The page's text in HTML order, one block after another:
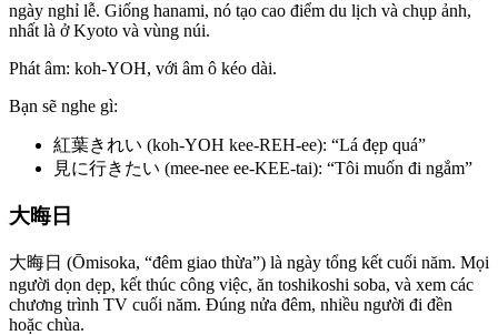
ngày nghỉ lễ. Giống hanami, nó tạo cao điểm du lịch và chụp ảnh,
nhất là ở Kyoto và vùng núi.
Phát âm: koh-YOH, với âm ô kéo dài.
Bạn sẽ nghe gì:
紅葉きれい (koh-YOH kee-REH-ee): “Lá đẹp quá”
見に行きたい (mee-nee ee-KEE-tai): “Tôi muốn đi ngắm”
大晦日
大晦日 (Ōmisoka, “đêm giao thừa”) là ngày tổng kết cuối năm. Mọi
người dọn dẹp, kết thúc công việc, ăn toshikoshi soba, và xem các
chương trình TV cuối năm. Đúng nửa đêm, nhiều người đi đền
hoặc chùa.